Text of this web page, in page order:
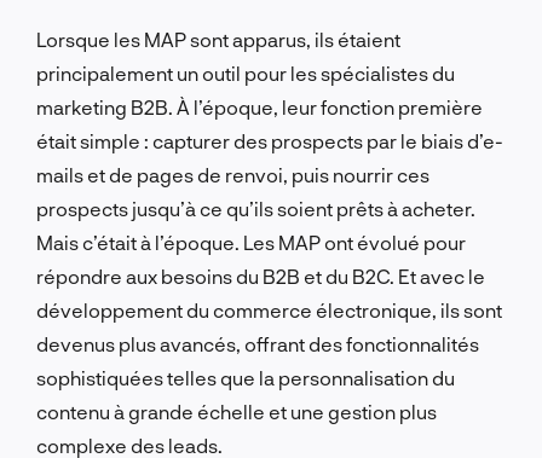
Lorsque les MAP sont apparus, ils étaient
principalement un outil pour les spécialistes du
marketing B2B. À l’époque, leur fonction première
était simple : capturer des prospects par le biais d’e-
mails et de pages de renvoi, puis nourrir ces
prospects jusqu’à ce qu’ils soient prêts à acheter.
Mais c’était à l’époque. Les MAP ont évolué pour
répondre aux besoins du B2B et du B2C. Et avec le
développement du commerce électronique, ils sont
devenus plus avancés, offrant des fonctionnalités
sophistiquées telles que la personnalisation du
contenu à grande échelle et une gestion plus
complexe des leads.